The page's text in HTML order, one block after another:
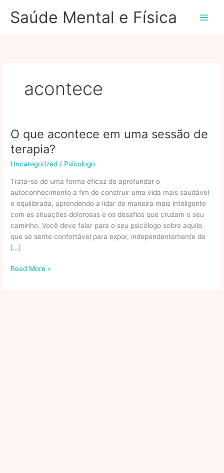
paraSaúde Mental e Física
acontece
O que acontece em uma sessão de
terapia?
Uncategorized / Psicologo
Trata-se de uma forma eficaz de aprofundar o
autoconhecimento a fim de construir uma vida mais saudável
e equilibrada, aprendendo a lidar de maneira mais inteligente
com as situações dolorosas e os desafios que cruzam o seu
caminho. Você deve falar para o seu psicólogo sobre aquilo
que se sente confortável para expor, independentemente de
[…]
O
Read More »